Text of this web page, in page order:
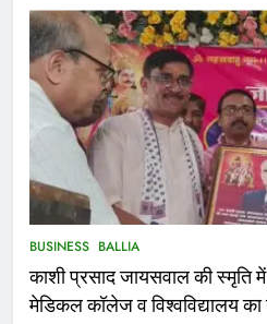
BUSINESS BALLIA
काशी प्रसाद जायसवाल की स्मृति में
मेडिकल कॉलेज व विश्वविद्यालय
NATIONAL
167
Ballia :
मिले 1.38
NATIONAL
1
बचाने के
घायल
ACCIDENT